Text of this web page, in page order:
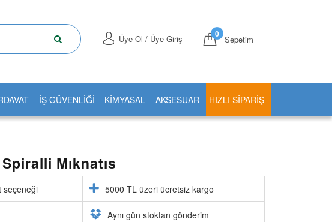
Sepetim
0
Üye Ol / Üye Giriş
İŞ GÜVENLİĞİ KİMYASAL AKSESUAR HIZLI SIPARIŞ
Mıknatıs
seçeneği 5000 TL üzeri ücretsiz kargo
Aynı gün stoktan gönderim